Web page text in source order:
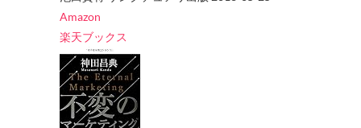
Amazon
楽天ブックス